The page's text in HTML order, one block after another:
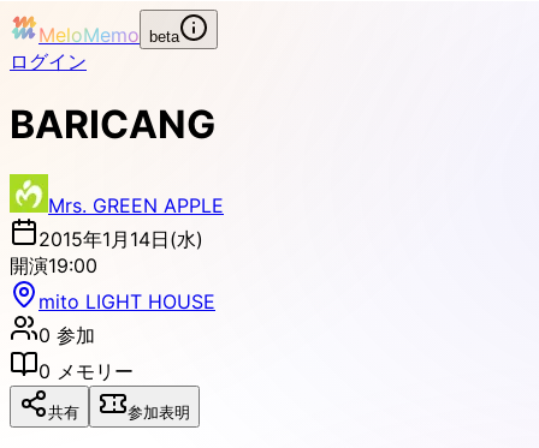
MeloMemo beta
ログイン
BARICANG
Mrs. GREEN APPLE
2015年1月14日(水)
開演19:00
mito LIGHT HOUSE
0 参加
0 メモリー
共有 参加表明